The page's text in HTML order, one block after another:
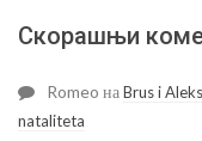
Скорашњи
Romeo наBrus i
nataliteta